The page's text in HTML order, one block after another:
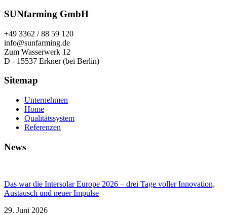
SUNfarming GmbH
+49 3362 / 88 59 120
info@sunfarming.de
Zum Wasserwerk 12
D - 15537 Erkner (bei Berlin)
Sitemap
Unternehmen
Home
Qualitätssystem
Referenzen
News
Das war die Intersolar Europe 2026 – drei Tage voller Innovation,
Austausch und neuer Impulse
29. Juni 2026